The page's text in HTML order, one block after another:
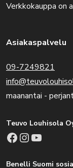
Verkkokauppa on
Asiakaspalvelu
09-7249821
maanantai -
Teuvo Louhisola
Facebook Instagram YouTube
Benelli Suomi